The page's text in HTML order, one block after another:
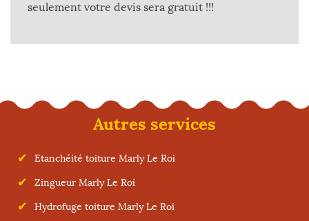
seulement votre devis sera gratuit !!!
Autres services
Etanchéité toiture Marly Le Roi
Zingueur Marly Le Roi
Hydrofuge toiture Marly Le Roi